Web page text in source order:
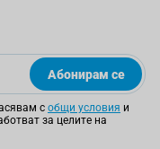
Абонирам се
с общи условия и
за целите на